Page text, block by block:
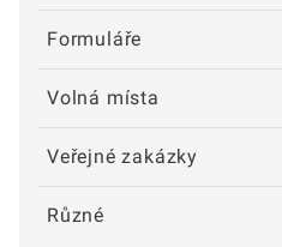
Formuláře
Volná místa
Veřejné zakázky
Různé